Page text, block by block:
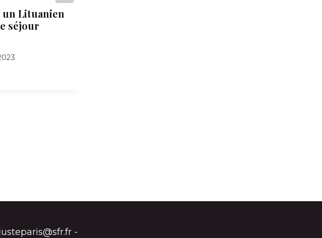
un Lituanien
séjour
-